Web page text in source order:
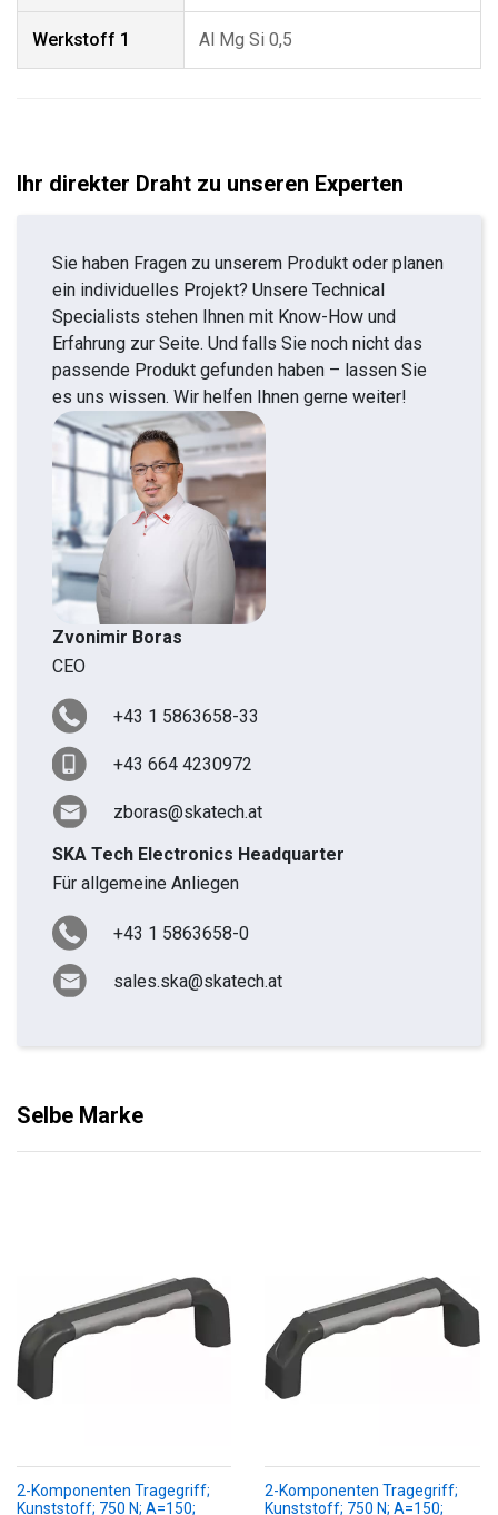
Werkstoff 1 Al Mg Si 0,5
Ihr direkter Draht zu unseren Experten
Sie haben Fragen zu unserem Produkt oder planen
ein individuelles Projekt? Unsere Technical
Specialists stehen Ihnen mit Know-How und
Erfahrung zur Seite. Und falls Sie noch nicht das
passende Produkt gefunden haben – lassen Sie
es uns wissen. Wir helfen Ihnen gerne weiter!
Zvonimir Boras
CEO
+43 1 5863658-33
+43 664 4230972
zboras@skatech.at
SKA Tech Electronics Headquarter
Für allgemeine Anliegen
+43 1 5863658-0
sales.ska@skatech.at
Selbe Marke
2-Komponenten Tragegriff;
Kunststoff; 750 N; A=150;
2-Komponenten Tragegriff;
Kunststoff; 750 N; A=150;